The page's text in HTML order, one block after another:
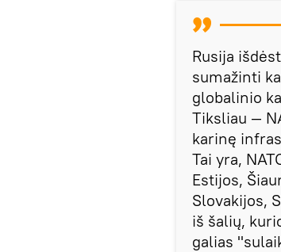
Rusija
sumažinti
globalinio
Tiksliau —
karinę
Tai yra,
Estijos,
Slovakijos,
iš šalių,
galias